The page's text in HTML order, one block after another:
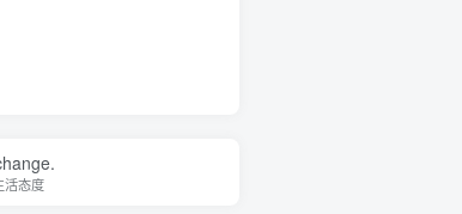
活态度